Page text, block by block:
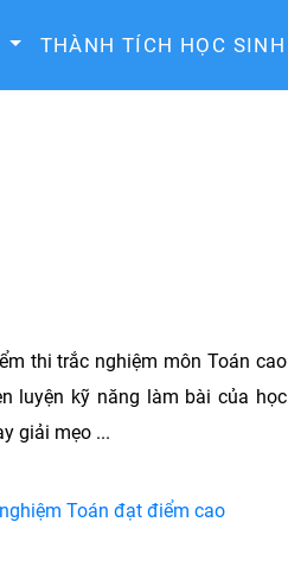
THÀNH TÍCH HỌC SINH
thi trắc nghiệm môn Toán cao
luyện kỹ năng làm bài của học
giải mẹo ...
Toán đạt điểm cao